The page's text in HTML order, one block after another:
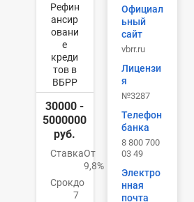
Рефин
ансир
овани
е
креди
тов в
ВБРР
30000 -
5000000
руб.
СтавкаОт
9,8%
Срокдо
7
Официал
ьный
сайт
vbrr.ru
Лицензи
я
№3287
Телефон
банка
8 800 700
03 49
Электро
нная
почта